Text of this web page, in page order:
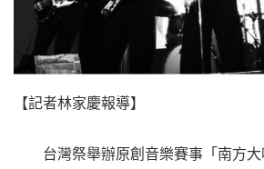
【記者林家慶報導】
台灣祭舉辦原創音樂賽事「南方大